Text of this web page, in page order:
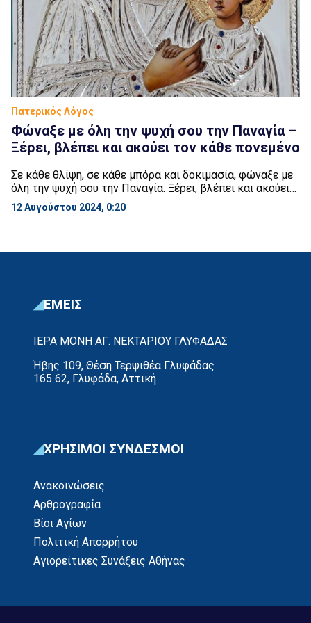
Πατερικός Λόγος
Φώναξε με όλη την ψυχή σου την Παναγία –
Ξέρει, βλέπει και ακούει τον κάθε πονεμένο
Σε κάθε θλίψη, σε κάθε μπόρα και δοκιμασία, φώναξε με
όλη την ψυχή σου την Παναγία. Ξέρει, βλέπει και ακούει
τον κάθε πονεμένο.
12 Αυγούστου 2024, 0:20
ΕΜΕΙΣ
ΙΕΡΑ ΜΟΝΗ ΑΓ. ΝΕΚΤΑΡΙΟΥ ΓΛΥΦΑΔΑΣ
Ήβης 109, Θέση Τερψιθέα Γλυφάδας
165 62, Γλυφάδα, Αττική
ΧΡΗΣΙΜΟΙ ΣΥΝΔΕΣΜΟΙ
Ανακοινώσεις
Αρθρογραφία
Βίοι Αγίων
Πολιτική Απορρήτου
Αγιορείτικες Συνάξεις Αθήνας